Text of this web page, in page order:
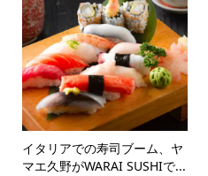
イタリアでの寿司ブーム、ヤ
マエ久野がWARAI SUSHIで...